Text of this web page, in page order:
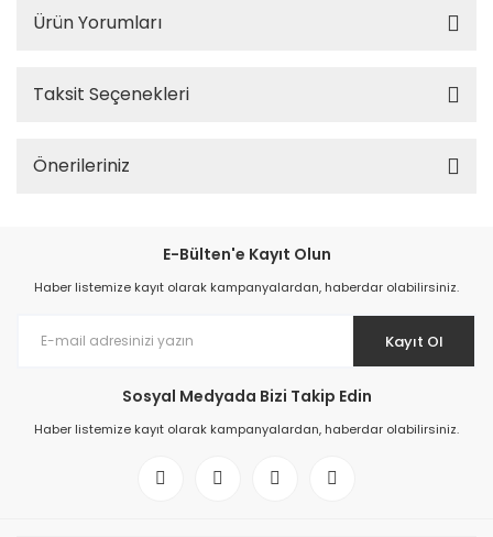
Ürün Yorumları
Taksit Seçenekleri
Önerileriniz
E-Bülten'e Kayıt Olun
Haber listemize kayıt olarak kampanyalardan, haberdar olabilirsiniz.
Kayıt Ol
Sosyal Medyada Bizi Takip Edin
Haber listemize kayıt olarak kampanyalardan, haberdar olabilirsiniz.